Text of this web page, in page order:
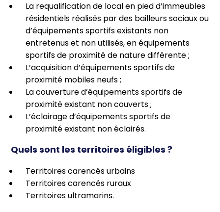
La requalification de local en pied d’immeubles
résidentiels réalisés par des bailleurs sociaux ou
d’équipements sportifs existants non
entretenus et non utilisés, en équipements
sportifs de proximité de nature différente ;
L’acquisition d’équipements sportifs de
proximité mobiles neufs ;
La couverture d’équipements sportifs de
proximité existant non couverts ;
L’éclairage d’équipements sportifs de
proximité existant non éclairés.
Quels sont les territoires éligibles ?
Territoires carencés urbains
Territoires carencés ruraux
Territoires ultramarins.